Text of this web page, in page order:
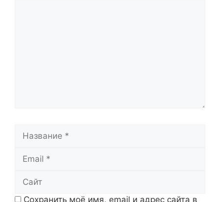
Сохранить моё имя, email и адрес сайта в